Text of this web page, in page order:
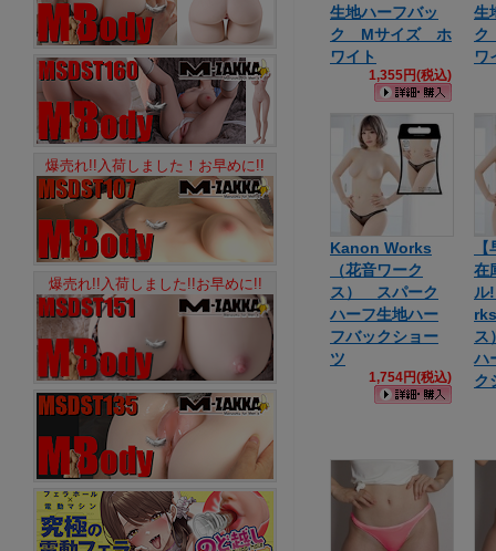
生地ハーフバッ
ク Mサイズ ホ
ワイト
1,355円(税込)
生
ワ
Kanon Works
（花音ワーク
ス） スパーク
ハーフ生地ハー
フバックショー
ツ
1,754円(税込)
在
ル
ス
ハ
ク
爆売れ!!入荷しました！お早めに!!
爆売れ!!入荷しました!!お早めに!!